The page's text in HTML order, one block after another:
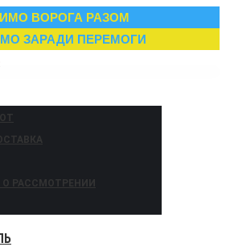
ВОРОГА РАЗОМ
ЗАРАДИ ПЕРЕМОГИ
РАССМОТРЕНИИ